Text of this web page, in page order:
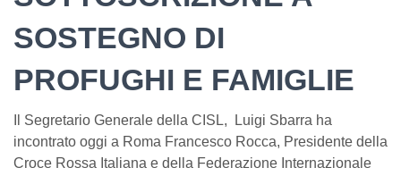
SOSTEGNO DI
PROFUGHI E FAMIGLIE
Il Segretario Generale della CISL, Luigi Sbarra ha
incontrato oggi a Roma Francesco Rocca, Presidente della
Croce Rossa Italiana e della Federazione Internazionale